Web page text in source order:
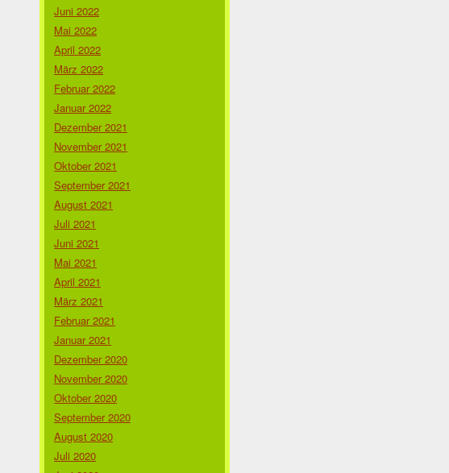
Juni 2022
Mai 2022
April 2022
März 2022
Februar 2022
Januar 2022
Dezember 2021
November 2021
Oktober 2021
September 2021
August 2021
Juli 2021
Juni 2021
Mai 2021
April 2021
März 2021
Februar 2021
Januar 2021
Dezember 2020
November 2020
Oktober 2020
September 2020
August 2020
Juli 2020